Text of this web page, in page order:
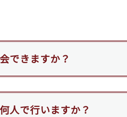
できますか？
人で行いますか？